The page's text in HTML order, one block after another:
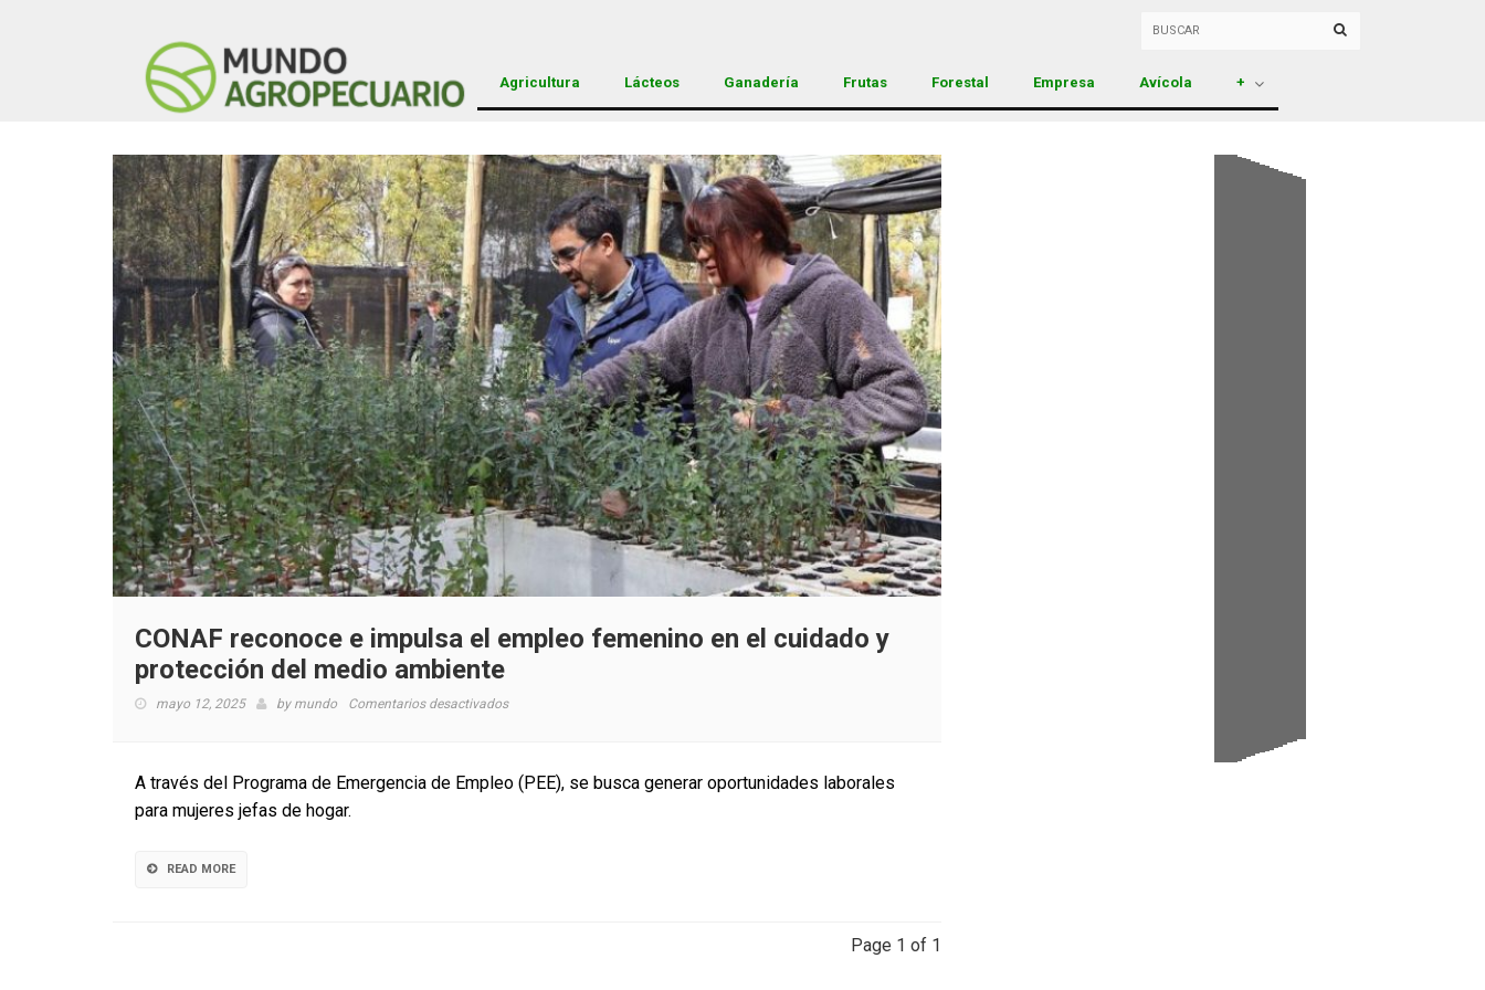
Agricultura Lácteos Ganadería Frutas Forestal Empresa Avícola +
CONAF reconoce e impulsa el empleo femenino en el cuidado y
protección del medio ambiente
mayo 12, 2025 by mundo Comentarios desactivadosen
impulsa
A través del Programa de Emergencia de Empleo (PEE), se busca generar oportunidades laborales
para mujeres jefas de hogar.
READ MORE
Page 1 of 1